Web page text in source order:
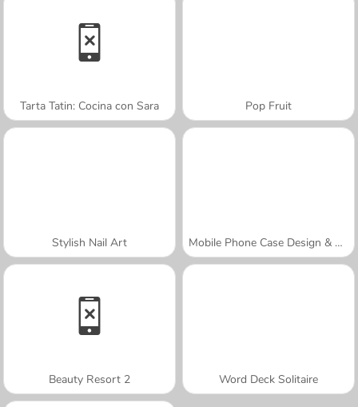
Tarta Tatin: Cocina con Sara Pop Fruit
Stylish Nail Art Mobile Phone Case Design & DIY
Beauty Resort 2 Word Deck Solitaire